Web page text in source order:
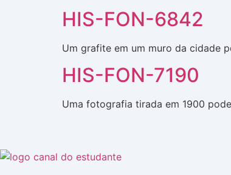
HIS-FON-6842
Um grafite em um muro da cidade
HIS-FON-7190
Uma fotografia tirada em 1900